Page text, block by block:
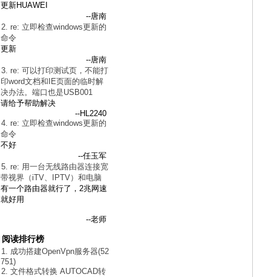
更新HUAWEI
--唐南
2. re: 立即检查windows更新的
命令
更新
--唐南
3. re: 可以打印测试页，不能打
印word文档和IE页面的临时解
决办法。端口也是USB001
请给予帮助解决
--HL2240
4. re: 立即检查windows更新的
命令
不好
--任玉军
5. re: 用一台无线路由器连接宽
带视界（iTV、IPTV）和电脑
有一个路由器就行了，2兆网速
就好用
--老师
阅读排行榜
1. 成功搭建OpenVpn服务器(52
751)
2. 文件格式转换 AUTOCAD转